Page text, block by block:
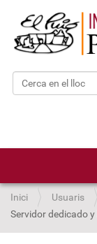
Cerca
Inici Usuaris
Servidor dedicado